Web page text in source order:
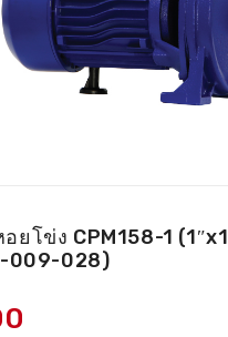
ยโข่ง CPM158-1
009-028)